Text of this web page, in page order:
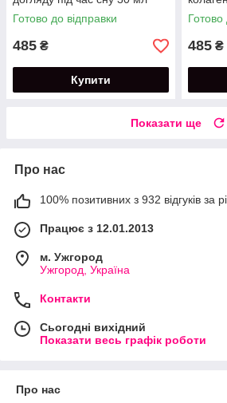
Готово до відправки
485 ₴
Купити
Готово
485 ₴
Показати ще
Про нас
100% позитивних з 932 відгуків за
Працює з 12.01.2013
м. Ужгород
Ужгород, Україна
Контакти
Сьогодні вихідний
Показати весь графік роботи
Про нас